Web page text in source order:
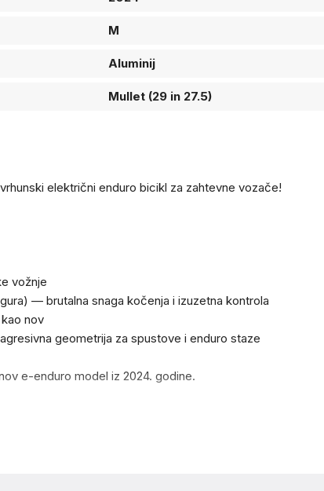
M
Aluminij
Mullet (29 in 27.5)
električni enduro bicikl za zahtevne vozače!
vožnje
— brutalna snaga kočenja i izuzetna kontrola
nov
geometrija za spustove i enduro staze
e-enduro model iz 2024. godine.
broj.